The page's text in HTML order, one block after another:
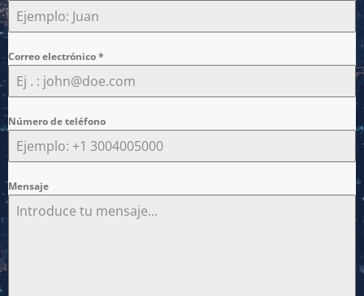
Correo electrónico*
Número de teléfono
Mensaje